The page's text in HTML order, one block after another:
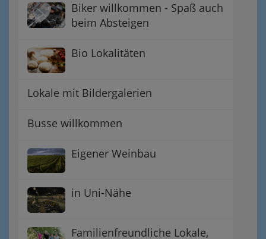
Biker willkommen - Spaß auch
beim Absteigen
Bio Lokalitäten
Lokale mit Bildergalerien
Busse willkommen
Eigener Weinbau
in Uni-Nähe
Familienfreundliche Lokale,